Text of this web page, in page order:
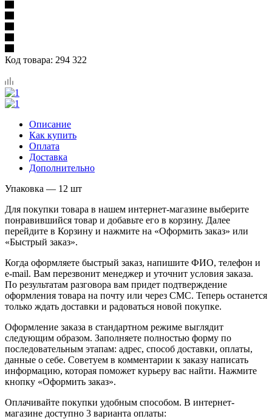
Код товара: 294 322
Описание
Как купить
Оплата
Доставка
Дополнительно
Упаковка — 12 шт
Для покупки товара в нашем интернет-магазине выберите
понравившийся товар и добавьте его в корзину. Далее
перейдите в Корзину и нажмите на «Оформить заказ» или
«Быстрый заказ».
Когда оформляете быстрый заказ, напишите ФИО, телефон и
e-mail. Вам перезвонит менеджер и уточнит условия заказа.
По результатам разговора вам придет подтверждение
оформления товара на почту или через СМС. Теперь останется
только ждать доставки и радоваться новой покупке.
Оформление заказа в стандартном режиме выглядит
следующим образом. Заполняете полностью форму по
последовательным этапам: адрес, способ доставки, оплаты,
данные о себе. Советуем в комментарии к заказу написать
информацию, которая поможет курьеру вас найти. Нажмите
кнопку «Оформить заказ».
Оплачивайте покупки удобным способом. В интернет-
магазине доступно 3 варианта оплаты: